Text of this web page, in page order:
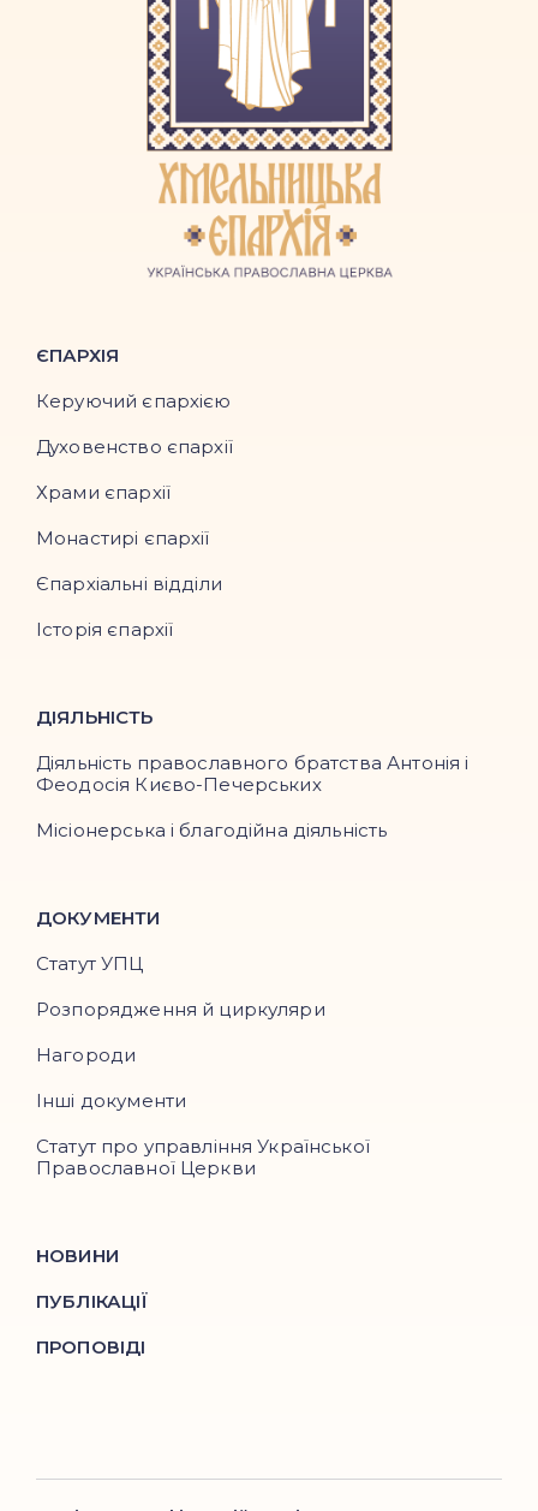
ЄПАРХІЯ
Керуючий єпархією
Духовенство єпархії
Храми єпархії
Монастирі єпархії
Єпархіальні відділи
Історія єпархії
ДІЯЛЬНІСТЬ
Діяльність православного братства Антонія і
Феодосія Києво-Печерських
Місіонерська і благодійна діяльність
ДОКУМЕНТИ
Статут УПЦ
Розпорядження й циркуляри
Нагороди
Інші документи
Статут про управління Української
Православної Церкви
НОВИНИ
ПУБЛІКАЦІЇ
ПРОПОВІДІ